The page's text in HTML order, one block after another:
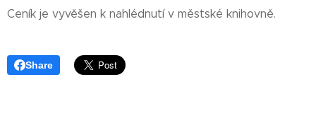
Ceník je vyvěšen k nahlédnutí v městské knihovně.
Share